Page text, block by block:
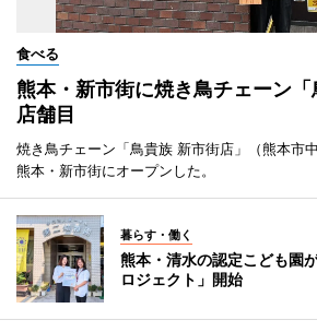
食べる
熊本・新市街に焼き鳥チェーン
店舗目
焼き鳥チェーン「鳥貴族 新市街店」（熊本市
熊本・新市街にオープンした。
暮らす・働く
熊本・清水の認定こども園
ロジェクト」開始